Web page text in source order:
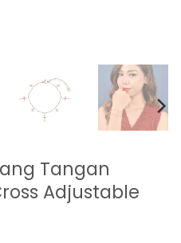
Tangan
Adjustable